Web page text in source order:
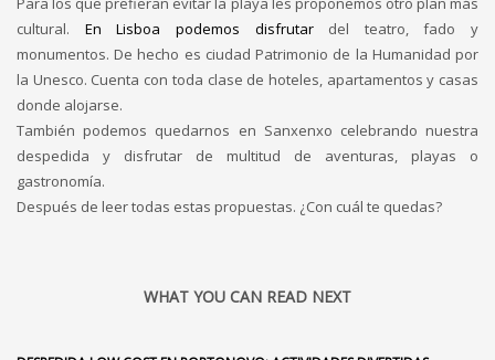
cultural. En Lisboa podemos disfrutardel teatro, fado y
monumentos. De hecho es ciudad Patrimonio de la Humanidad por
la Unesco. Cuenta con toda clase de hoteles, apartamentos y casas
donde alojarse.
También podemos quedarnos en Sanxenxo celebrando nuestra
despedida y disfrutar de multitud de aventuras, playas o
gastronomía.
Después de leer todas estas propuestas. ¿Con cuál te quedas?
WHAT YOU CAN READ NEXT